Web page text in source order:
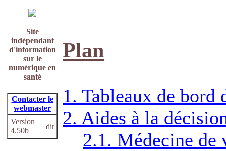
Site
indépendant
d'information
sur le
numérique en
santé
Contacter le
webmaster
Version
4.50b
Plan
1. Tableaux de bord
2. Aides à la
2.1. Médecine de